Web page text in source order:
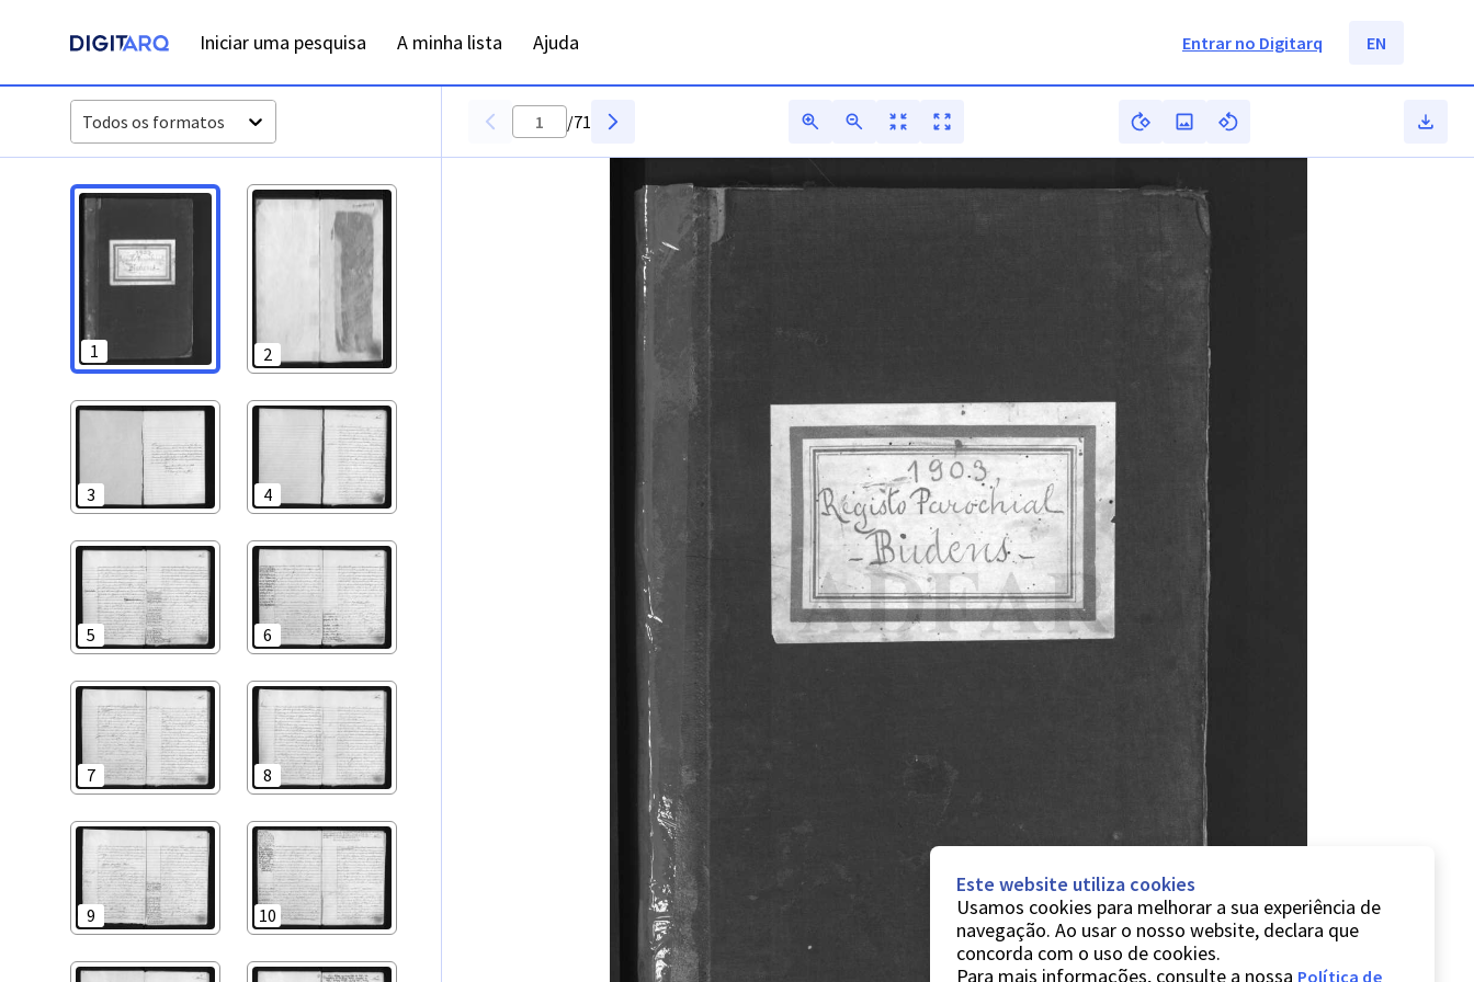
Iniciar uma pesquisa A minha lista Ajuda Entrar no Digitarq EN
Todos os formatos
1 2
3 4
5 6
7 8
9 10
/71
Este website utiliza cookies
Usamos cookies para melhorar a sua experiência de
navegação. Ao usar o nosso website, declara que
concorda com o uso de cookies.
Para mais informações, consulte a nossa Política de